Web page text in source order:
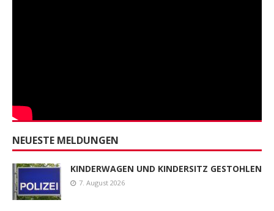
NEUESTE MELDUNGEN
KINDERWAGEN UND KINDERSITZ GESTOHLEN
7. August 2026